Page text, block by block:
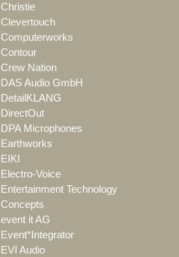
Christie
Clevertouch
Computerworks
Contour
Crew Nation
DAS Audio GmbH
DetailKLANG
DirectOut
DPA Microphones
Earthworks
EIKI
Electro-Voice
Entertainment Technology
Concepts
event it AG
Event*Integrator
EVI Audio